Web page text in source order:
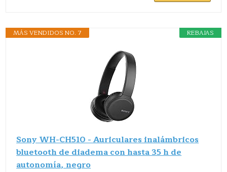
REBAJAS
MÁS VENDIDOS NO. 7
Sony WH-CH510 - Auriculares inalámbricos
bluetooth de diadema con hasta 35 h de
autonomía, negro